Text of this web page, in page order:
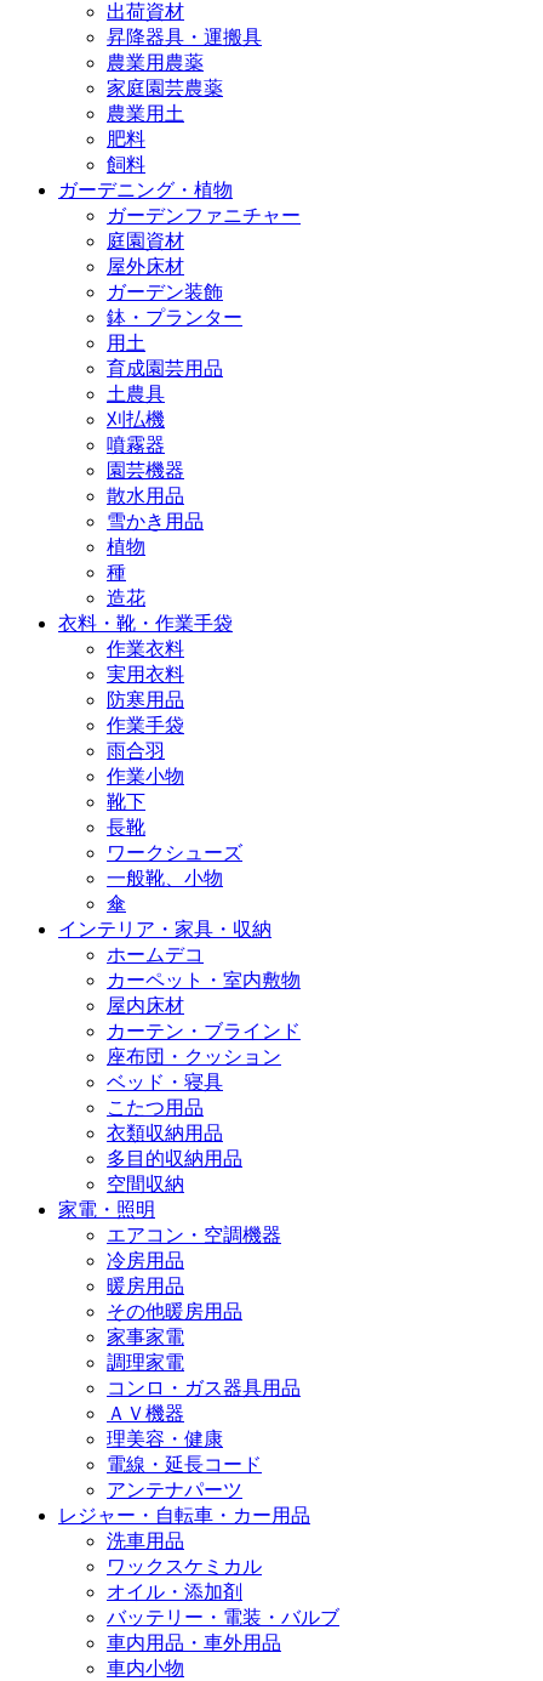
出荷資材
昇降器具・運搬具
農業用農薬
家庭園芸農薬
農業用土
肥料
飼料
ガーデニング・植物
ガーデンファニチャー
庭園資材
屋外床材
ガーデン装飾
鉢・プランター
用土
育成園芸用品
土農具
刈払機
噴霧器
園芸機器
散水用品
雪かき用品
植物
種
造花
衣料・靴・作業手袋
作業衣料
実用衣料
防寒用品
作業手袋
雨合羽
作業小物
靴下
長靴
ワークシューズ
一般靴、小物
傘
インテリア・家具・収納
ホームデコ
カーペット・室内敷物
屋内床材
カーテン・ブラインド
座布団・クッション
ベッド・寝具
こたつ用品
衣類収納用品
多目的収納用品
空間収納
家電・照明
エアコン・空調機器
冷房用品
暖房用品
その他暖房用品
家事家電
調理家電
コンロ・ガス器具用品
ＡＶ機器
理美容・健康
電線・延長コード
アンテナパーツ
レジャー・自転車・カー用品
洗車用品
ワックスケミカル
オイル・添加剤
バッテリー・電装・バルブ
車内用品・車外用品
車内小物